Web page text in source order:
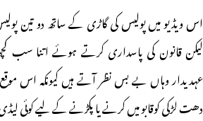
اس ویڈیو میں پولیس کی گاڑی کے ساتھ دو تین
لیکن قانون کی پاسداری کرتے ہوئے اتنا سب
عہدیدار وہاں بے بس نظر آتے ہیں کیونکہ اس
دھت لڑکی کوقابو میں کرنے یا پکڑنے کے لیے کوئی